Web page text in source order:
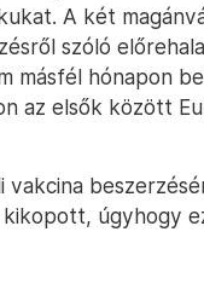
A két
szóló
másfél hónapon
az elsők között
vakcina
úgyhogy